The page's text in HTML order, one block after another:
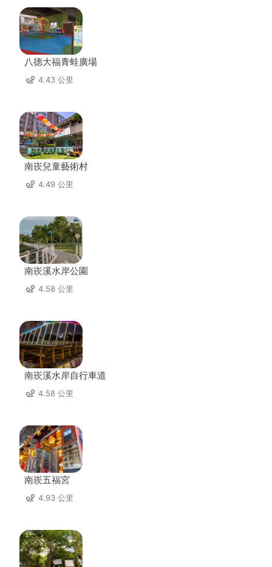
八德大福青蛙廣場
4.43 公里
南崁兒童藝術村
4.49 公里
南崁溪水岸公園
4.58 公里
南崁溪水岸自行車道
4.58 公里
南崁五福宮
4.93 公里